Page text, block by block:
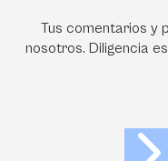
Tus comentarios y
nosotros. Diligencia